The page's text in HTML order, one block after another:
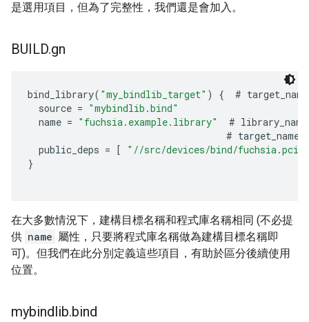
是選用項目，但為了完整性，我們還是會加入。
BUILD.gn
bind_library( "my_bindlib_target" ) { # target_name
source = "mybindlib.bind"
name = "fuchsia.example.library" # library_name
# target_name
public_deps = [
"//src/devices/bind/fuchsia.pci"
}
在大多數情況下，建構目標名稱和程式庫名稱相同 (不必提
供 name 屬性，只要將程式庫名稱做為建構目標名稱即
可)。但我們在此分別定義這些項目，有助於區分後續使用
位置。
mybindlib.bind